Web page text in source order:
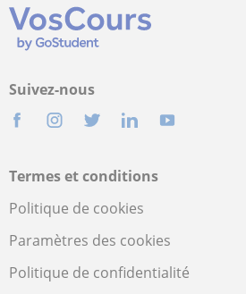
Suivez-nous
Termes et conditions
Politique de cookies
Paramètres des cookies
Politique de confidentialité